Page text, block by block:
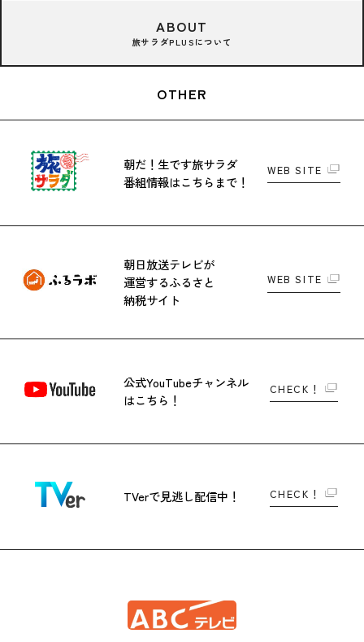
ABOUT
旅サラダPLUSについて
OTHER
朝だ！生です旅サラダ
番組情報はこちらまで！
WEB SITE
朝日放送テレビが
運営するふるさと
納税サイト
WEB SITE
公式YouTubeチャンネル
はこちら！
CHECK！
TVerで見逃し配信中！ CHECK！